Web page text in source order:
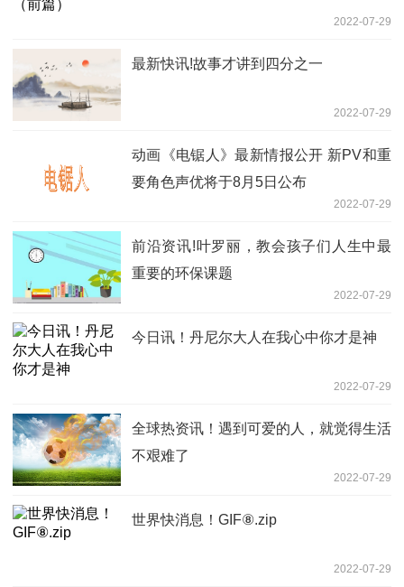
2022-07-29
最新快讯!故事才讲到四分之一
2022-07-29
动画《电锯人》最新情报公开 新PV和重
要角色声优将于8月5日公布
2022-07-29
前沿资讯!叶罗丽，教会孩子们人生中最
重要的环保课题
2022-07-29
今日讯！丹尼尔大人在我心中你才是神
2022-07-29
全球热资讯！遇到可爱的人，就觉得生活
不艰难了
2022-07-29
世界快消息！GIF⑧.zip
2022-07-29